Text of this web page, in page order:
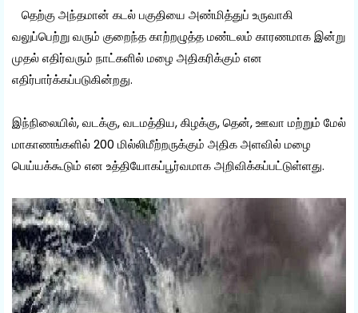
தெற்கு அந்தமான் கடல் பகுதியை அண்மித்துப் உருவாகி
வலுப்பெற்று வரும் குறைந்த காற்றழுத்த மண்டலம் காரணமாக இன்று
முதல் எதிர்வரும் நாட்களில் மழை அதிகரிக்கும் என
எதிர்பார்க்கப்படுகின்றது.
இந்நிலையில், வடக்கு, வடமத்திய, கிழக்கு, தென், ஊவா மற்றும் மேல்
மாகாணங்களில் 200 மில்லிமீற்றருக்கும் அதிக அளவில் மழை
பெய்யக்கூடும் என உத்தியோகப்பூர்வமாக அறிவிக்கப்பட்டுள்ளது.